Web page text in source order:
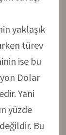
yaklaşık
türev
ise bu
Dolar
Yani
yüzde
Bu